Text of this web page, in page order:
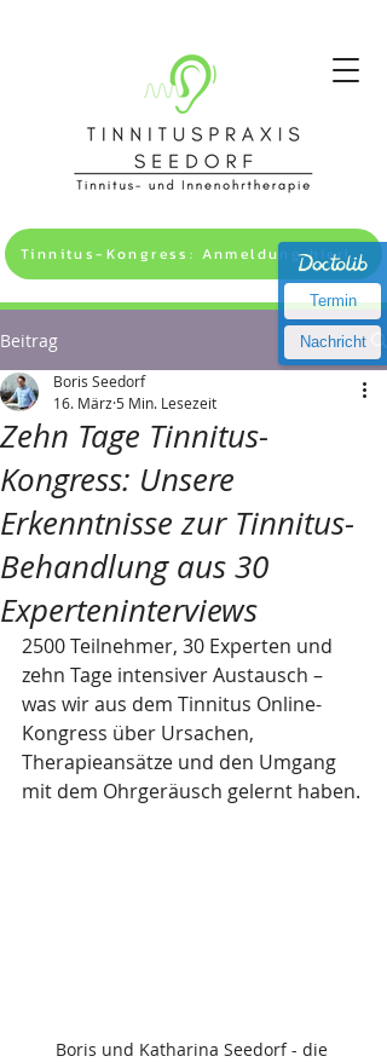
Tinnitus-Kongress: Anmeldung hier! >>
Beitrag
Zehn Tage Tinnitus-
Kongress: Unsere
Erkenntnisse zur Tinnitus-
Behandlung aus 30
Experteninterviews
Boris Seedorf
16. März 5 Min. Lesezeit
2500 Teilnehmer, 30 Experten und
zehn Tage intensiver Austausch –
was wir aus dem Tinnitus Online-
Kongress über Ursachen,
Therapieansätze und den Umgang
mit dem Ohrgeräusch gelernt haben.
Boris und Katharina Seedorf - die
Termin
Nachricht